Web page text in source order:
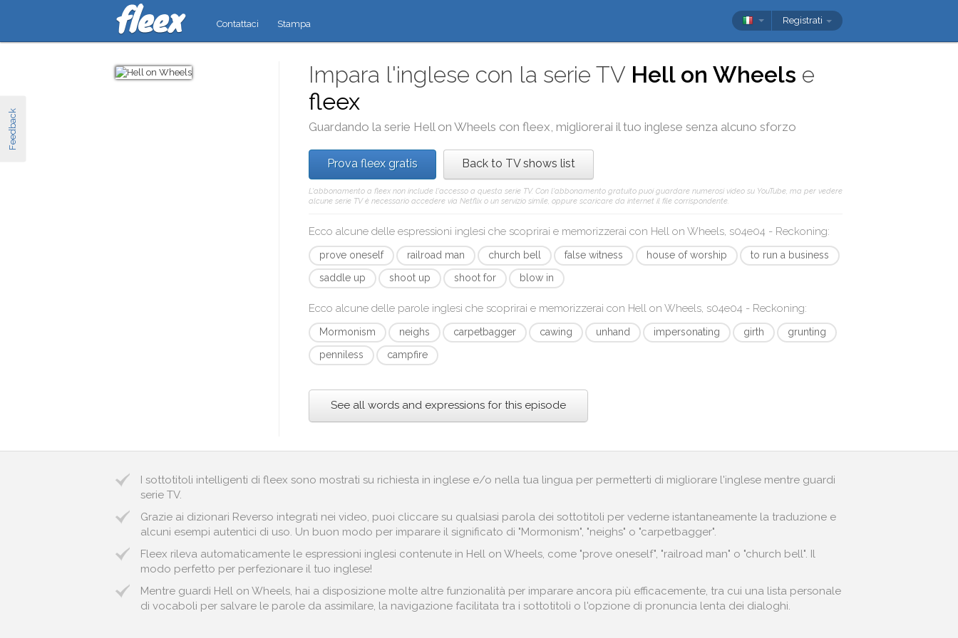
Feedback
Contattaci Stampa Registrati
Impara l'inglese con la serie TV Hell on Wheels e
fleex
Guardando la serie Hell on Wheels con fleex, migliorerai il tuo inglese senza alcuno sforzo
Prova fleex gratis Back to TV shows list
L'abbonamento a fleex non include l'accesso a questa serie TV. Con l'abbonamento gratuito puoi guardare numerosi video su YouTube, ma per vedere
alcune serie TV è necessario accedere via Netflix o un servizio simile, oppure scaricare da internet il file corrispondente.
Ecco alcune delle espressioni inglesi che scoprirai e memorizzerai con Hell on Wheels, s04e04 - Reckoning:
prove oneself railroad man church bell false witness house of worship
to run a business
saddle up
shoot up shoot for blow in
Ecco alcune delle parole inglesi che scoprirai e memorizzerai con Hell on Wheels, s04e04 - Reckoning:
Mormonism neighs carpetbagger cawing unhand impersonating girth
grunting
penniless
campfire
See all words and expressions for this episode
I sottotitoli intelligenti di fleex sono mostrati su richiesta in inglese e/o nella tua lingua per permetterti di migliorare l'inglese mentre guardi
serie TV.
Grazie ai dizionari Reverso integrati nei video, puoi cliccare su qualsiasi parola dei sottotitoli per vederne istantaneamente la traduzione e
alcuni esempi autentici di uso. Un buon modo per imparare il significato di "Mormonism", "neighs" o "carpetbagger".
Fleex rileva automaticamente le espressioni inglesi contenute in Hell on Wheels, come "prove oneself", "railroad man" o "church bell". Il
modo perfetto per perfezionare il tuo inglese!
Mentre guardi Hell on Wheels, hai a disposizione molte altre funzionalità per imparare ancora più efficacemente, tra cui una lista personale
di vocaboli per salvare le parole da assimilare, la navigazione facilitata tra i sottotitoli o l'opzione di pronuncia lenta dei dialoghi.